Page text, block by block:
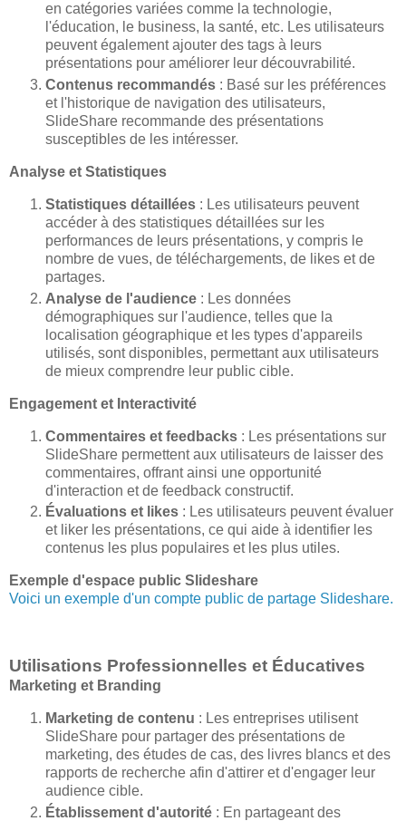
en catégories variées comme la technologie,
l'éducation, le business, la santé, etc. Les utilisateurs
peuvent également ajouter des tags à leurs
présentations pour améliorer leur découvrabilité.
Contenus recommandés : Basé sur les préférences
et l'historique de navigation des utilisateurs,
SlideShare recommande des présentations
susceptibles de les intéresser.
Analyse et Statistiques
Statistiques détaillées : Les utilisateurs peuvent
accéder à des statistiques détaillées sur les
performances de leurs présentations, y compris le
nombre de vues, de téléchargements, de likes et de
partages.
Analyse de l'audience : Les données
démographiques sur l'audience, telles que la
localisation géographique et les types d'appareils
utilisés, sont disponibles, permettant aux utilisateurs
de mieux comprendre leur public cible.
Engagement et Interactivité
Commentaires et feedbacks : Les présentations sur
SlideShare permettent aux utilisateurs de laisser des
commentaires, offrant ainsi une opportunité
d'interaction et de feedback constructif.
Évaluations et likes : Les utilisateurs peuvent évaluer
et liker les présentations, ce qui aide à identifier les
contenus les plus populaires et les plus utiles.
Exemple d'espace public Slideshare
Voici un exemple d'un compte public de partage Slideshare.
Utilisations Professionnelles et Éducatives
Marketing et Branding
Marketing de contenu : Les entreprises utilisent
SlideShare pour partager des présentations de
marketing, des études de cas, des livres blancs et des
rapports de recherche afin d'attirer et d'engager leur
audience cible.
Établissement d'autorité : En partageant des